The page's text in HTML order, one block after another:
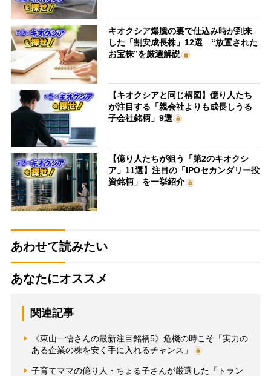
キオクシア爆騰の裏で仕込み時が到来
した「割安成長株」12選 “放置された
お宝株”を厳選解説
【キオクシアと同じ構図】億り人たち
が注目する「親会社よりも成長しうる
子会社銘柄」9選
【億り人たちが狙う「第2のキオクシ
ア」11選】注目の「IPOセカンダリー投
資銘柄」を一挙紹介
あわせて読みたい
あなたにオススメ
関連記事
《東山一悟さんの最新注目銘柄5》危機の時こそ「実力の
ある企業の株を安く手に入れるチャンス」
子育てママの億り人・ちょる子さんが厳選した「トラン